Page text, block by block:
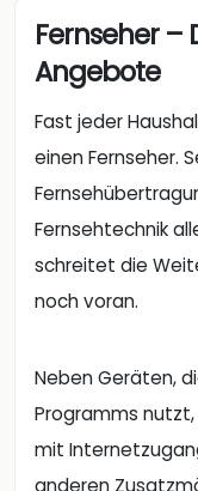
Fernseher –
Angebote
Fast jeder
einen Fernseher.
Fernsehtechnik
schreitet die
noch voran.
Neben Geräten,
Programms
mit
anderen